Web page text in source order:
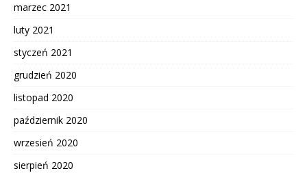
marzec 2021
luty 2021
styczeń 2021
grudzień 2020
listopad 2020
październik 2020
wrzesień 2020
sierpień 2020